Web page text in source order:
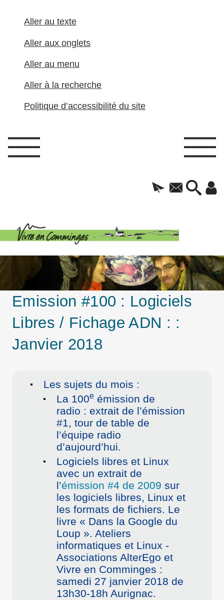
Aller au texte
Aller aux onglets
Aller au menu
Aller à la recherche
Politique d’accessibilité du site
Emission #100 : Logiciels
Libres / Fichage ADN : :
Janvier 2018
Les sujets du mois :
La 100eémission de
radio : extrait de l’émission
#1, tour de table de
l’équipe radio
d’aujourd’hui.
Logiciels libres et Linux
avec un extrait de
l’émission #4 de 2009 sur
les logiciels libres, Linux et
les formats de fichiers. Le
livre « Dans la Google du
Loup ». Ateliers
informatiques et Linux -
Associations AlterEgo et
Vivre en Comminges :
samedi 27 janvier 2018 de
13h30-18h Aurignac.